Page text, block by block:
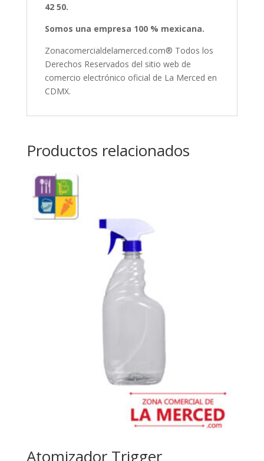
42 50.
Somos una empresa 100 % mexicana.
Zonacomercialdelamerced.com® Todos los
Derechos Reservados del sitio web de
comercio electrónico oficial de La Merced en
CDMX.
Productos relacionados
Atomizador Trigger